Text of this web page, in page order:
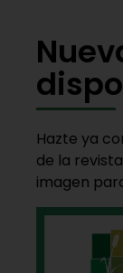
Hazte ya
de la
imagen